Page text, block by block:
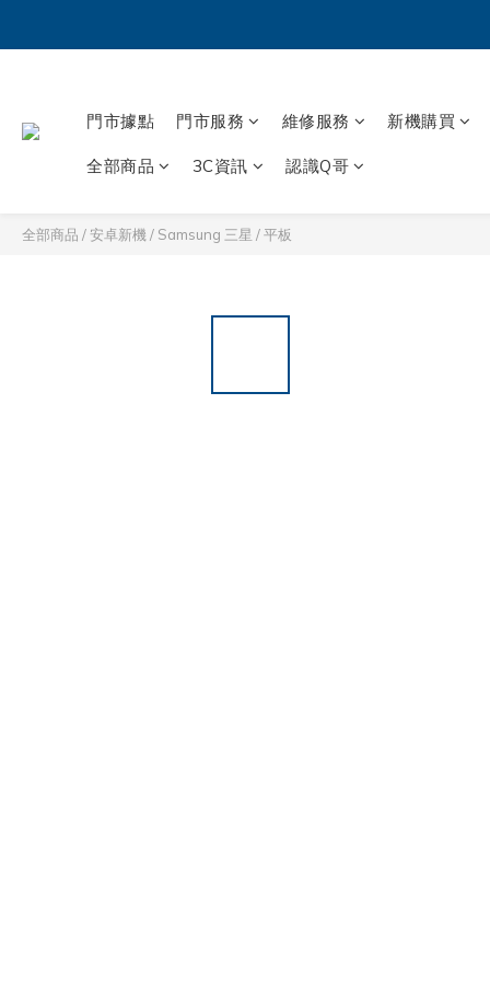
門市據點 門市服務 維修服務 新機購買
全部商品 3C資訊 認識Q哥
全部商品 /安卓新機 / Samsung 三星 /平板